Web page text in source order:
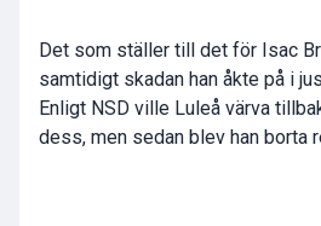
Det som ställer till det för Isac
samtidigt skadan han åkte på i
Enligt NSD ville Luleå värva
dess, men sedan blev han borta